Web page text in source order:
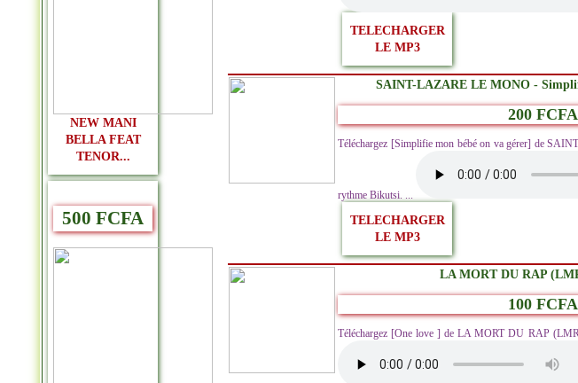
NEW MANI
BELLA FEAT
TENOR...
500 FCFA
TELECHARGER
LE MP3
SAINT-LAZARE LE MONO -
200 FCFA
Téléchargez [Simplifie mon bébé on va gérer] de
rythme Bikutsi. ...
TELECHARGER
LE MP3
LA MORT DU RAP
100 FCFA
Téléchargez [One love ] de LA MORT DU RAP